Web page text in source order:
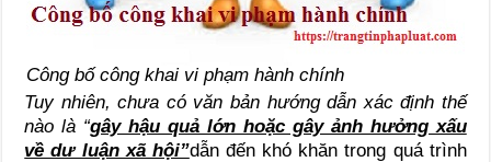
Công bố công khai vi phạm hành chính
Tuy nhiên, chưa có văn bản hướng dẫn xác định thế
nào là “gây hậu quả lớn hoặc gây ảnh hưởng xấu
về dư luận xã hội”dẫn đến khó khăn trong quá trình